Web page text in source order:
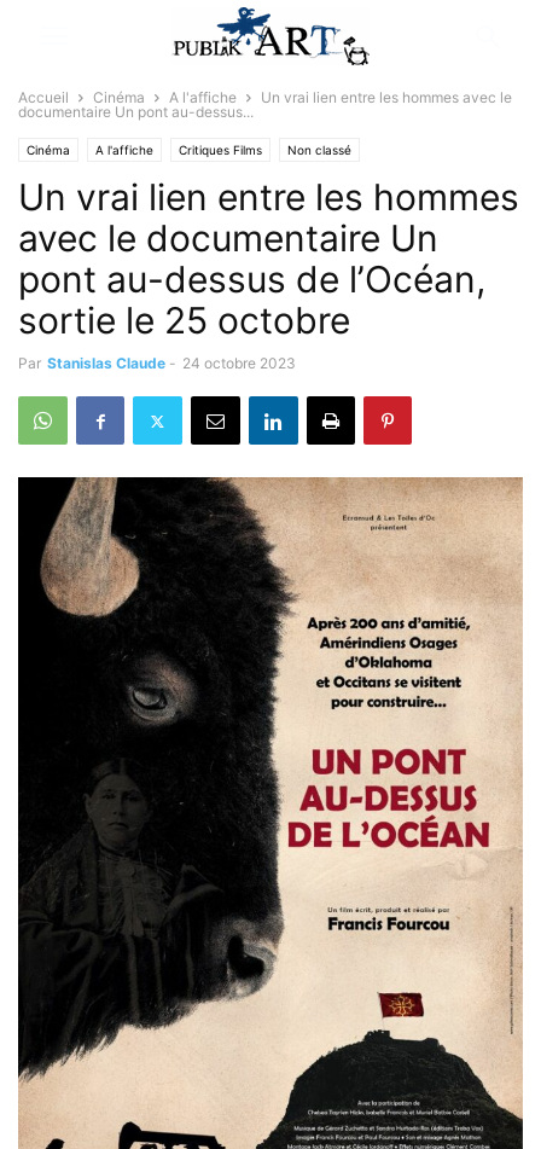
Accueil Cinéma A l'affiche
Un vrai lien entre les hommes avec le
documentaire Un pont au-dessus...
Cinéma A l'affiche Critiques Films Non classé
Un vrai lien entre les hommes
avec le documentaire Un
pont au-dessus de l’Océan,
sortie le 25 octobre
Par Stanislas Claude - 24 octobre 2023